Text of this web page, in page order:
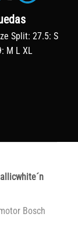
Split: 27.5: S
M L XL
Bosch